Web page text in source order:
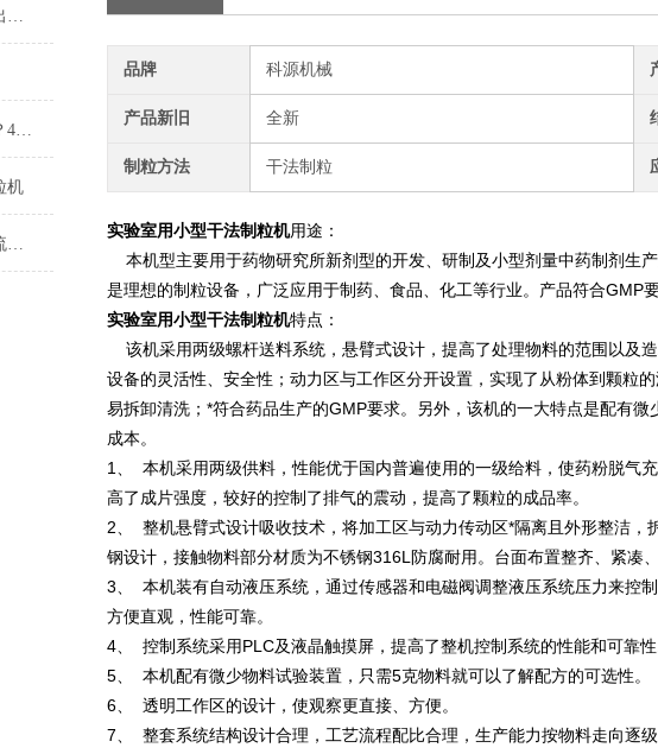
实验室干法制粒机使用中浸膏出现问题怎么解决呢？
实验室干法制粒机颗粒不均匀？4 个常见原因及解决办法
机
小型实验室干法制粒机的工艺流程是怎样的？
品牌 科源机械
产品新旧 全新
制粒方法 干法制粒
实验室用小型干法制粒机用途：
本机型主要用于药物研究所新剂型的开发、研制及小型剂量中药制剂生
是理想的制粒设备，广泛应用于制药、食品、化工等行业。产品符合GMP要
实验室用小型干法制粒机特点：
该机采用两级螺杆送料系统，悬臂式设计，提高了处理物料的范围以及
设备的灵活性、安全性；动力区与工作区分开设置，实现了从粉体到颗粒
易拆卸清洗；*符合药品生产的GMP要求。另外，该机的一大特点是配有
成本。
1、 本机采用两级供料，性能优于国内普遍使用的一级给料，使药粉脱气
高了成片强度，较好的控制了排气的震动，提高了颗粒的成品率。
2、 整机悬臂式设计吸收技术，将加工区与动力传动区*隔离且外形整洁
钢设计，接触物料部分材质为不锈钢316L防腐耐用。台面布置整齐、紧凑
3、 本机装有自动液压系统，通过传感器和电磁阀调整液压系统压力来控
方便直观，性能可靠。
4、 控制系统采用PLC及液晶触摸屏，提高了整机控制系统的性能和可靠性
5、 本机配有微少物料试验装置，只需5克物料就可以了解配方的可选性。
6、 透明工作区的设计，使观察更直接、方便。
7、 整套系统结构设计合理，工艺流程配比合理，生产能力按物料走向逐级